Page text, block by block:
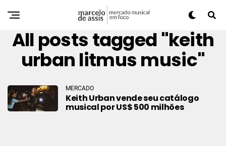
All posts tagged "keith
urban litmus music"
MERCADO
Keith Urban vende seu catálogo
musical por US$ 500 milhões